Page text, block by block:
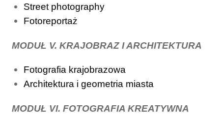
Street photography
Fotoreportaż
MODUŁ V. KRAJOBRAZ I ARCHITEKTURA
Fotografia krajobrazowa
Architektura i geometria miasta
MODUŁ VI. FOTOGRAFIA KREATYWNA